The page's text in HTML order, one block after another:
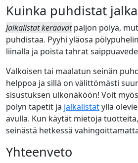
Kuinka puhdistat
Jalkalistat keräävätpaljon pölyä,
puhdistaa. Pyyhi yläosa
liinalla ja poista tahrat
Valkoisen tai maalatun seinän
helppoa ja sillä on välittömästi
sisustuksen ulkonäköön! Voit
pölyn tapetit ja jalkalistatyllä
avulla. Kun käytät mietoja
seinästä hetkessä
Yhteenveto